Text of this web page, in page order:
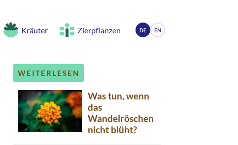
Kräuter Zierpflanzen DE EN
WEITERLESEN
Was tun, wenn
das
Wandelröschen
nicht blüht?